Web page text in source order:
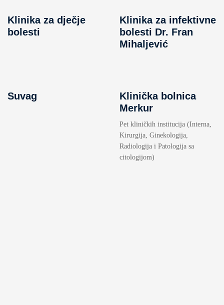
Klinika za dječje
bolesti
Klinika za infektivne
bolesti Dr. Fran
Mihaljević
Suvag
Klinička bolnica
Merkur
Pet kliničkih institucija (Interna,
Kirurgija, Ginekologija,
Radiologija i Patologija sa
citologijom)